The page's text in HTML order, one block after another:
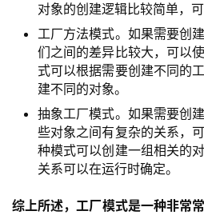
对象的创建逻辑比较简单，
工厂方法模式。如果需要创
们之间的差异比较大，可以
式可以根据需要创建不同的
建不同的对象。
抽象工厂模式。如果需要创
些对象之间有复杂的关系，
种模式可以创建一组相关的
关系可以在运行时确定。
综上所述，工厂模式是一种非常